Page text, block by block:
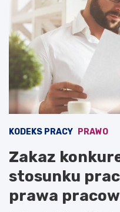
KODEKS PRACY PRAWO
Zakaz
stosunku
prawa